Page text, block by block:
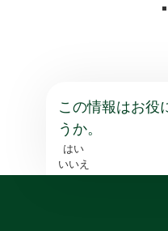
この情報はお役
うか。
はい
いいえ